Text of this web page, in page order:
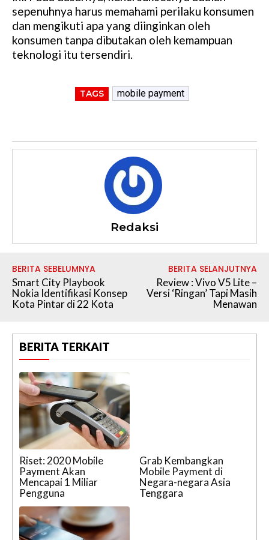
sepenuhnya harus memahami perilaku konsumen
dan mengikuti apa yang diinginkan oleh
konsumen tanpa dibutakan oleh kemampuan
teknologi itu tersendiri.
TAGS mobile payment
Redaksi
BERITA SEBELUMNYA
Smart City Playbook
Nokia Identifikasi Konsep
Kota Pintar di 22 Kota
BERITA SELANJUTNYA
Review : Vivo V5 Lite –
Versi ‘Ringan’ Tapi Masih
Menawan
BERITA TERKAIT
Riset: 2020 Mobile
Payment Akan
Mencapai 1 Miliar
Pengguna
Grab Kembangkan
Mobile Payment di
Negara-negara Asia
Tenggara